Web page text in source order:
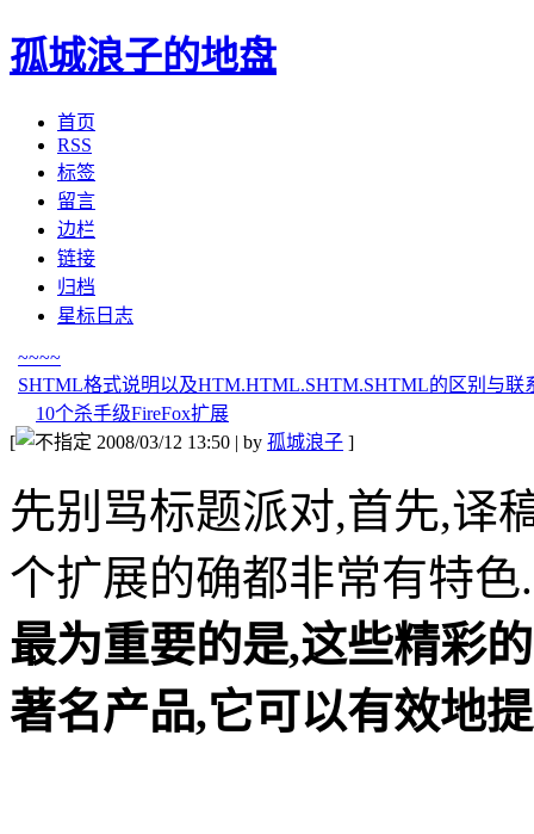
孤城浪子的地盘
首页
RSS
标签
留言
边栏
链接
归档
星标日志
~~~~
SHTML格式说明以及HTM.HTML.SHTM.SHTML的区别与联
10个杀手级FireFox扩展
[
2008/03/12 13:50 | by 孤城浪子 ]
先别骂标题派对,首先,译
个扩展的确都非常有特色.
最为重要的是,这些精彩
著名产品,它可以有效地